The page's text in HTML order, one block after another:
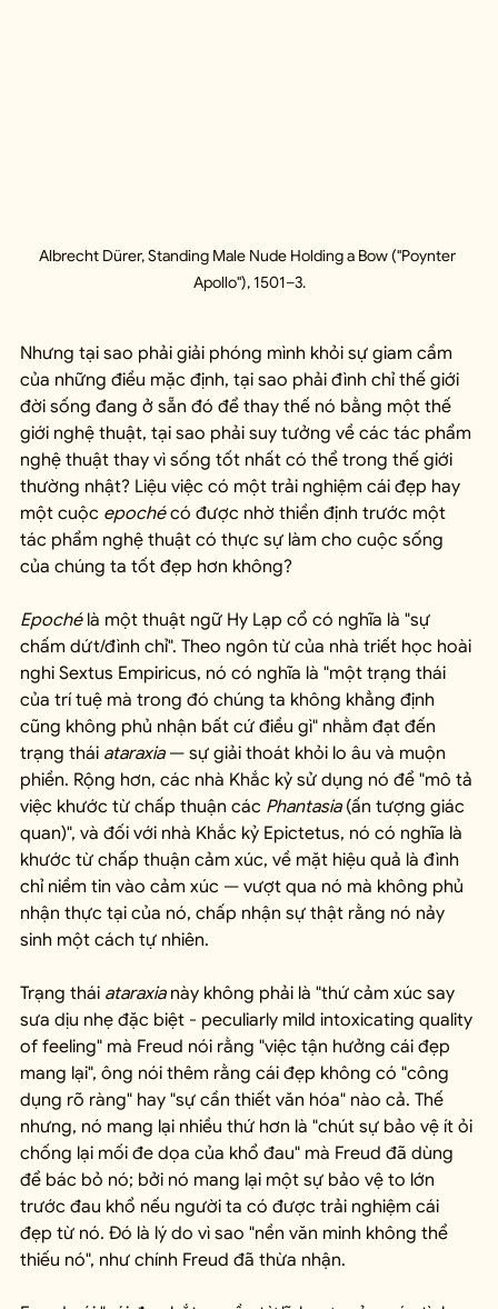
Albrecht Dürer, Standing Male Nude Holding a Bow ("Poynter
Apollo"), 1501–3.
Nhưng tại sao phải giải phóng mình khỏi sự giam cầm
của những điều mặc định, tại sao phải đình chỉ thế giới
đời sống đang ở sẵn đó để thay thế nó bằng một thế
giới nghệ thuật, tại sao phải suy tưởng về các tác phẩm
nghệ thuật thay vì sống tốt nhất có thể trong thế giới
thường nhật? Liệu việc có một trải nghiệm cái đẹp hay
một cuộc epoché có được nhờ thiền định trước một
tác phẩm nghệ thuật có thực sự làm cho cuộc sống
của chúng ta tốt đẹp hơn không?
Epoché là một thuật ngữ Hy Lạp cổ có nghĩa là "sự
chấm dứt/đình chỉ". Theo ngôn từ của nhà triết học hoài
nghi Sextus Empiricus, nó có nghĩa là "một trạng thái
của trí tuệ mà trong đó chúng ta không khẳng định
cũng không phủ nhận bất cứ điều gì" nhằm đạt đến
trạng thái ataraxia — sự giải thoát khỏi lo âu và muộn
phiền. Rộng hơn, các nhà Khắc kỷ sử dụng nó để "mô tả
việc khước từ chấp thuận các Phantasia (ấn tượng giác
quan)", và đối với nhà Khắc kỷ Epictetus, nó có nghĩa là
khước từ chấp thuận cảm xúc, về mặt hiệu quả là đình
chỉ niềm tin vào cảm xúc — vượt qua nó mà không phủ
nhận thực tại của nó, chấp nhận sự thật rằng nó nảy
sinh một cách tự nhiên.
Trạng thái ataraxia này không phải là "thứ cảm xúc say
sưa dịu nhẹ đặc biệt - peculiarly mild intoxicating quality
of feeling" mà Freud nói rằng "việc tận hưởng cái đẹp
mang lại", ông nói thêm rằng cái đẹp không có "công
dụng rõ ràng" hay "sự cần thiết văn hóa" nào cả. Thế
nhưng, nó mang lại nhiều thứ hơn là "chút sự bảo vệ ít ỏi
chống lại mối đe dọa của khổ đau" mà Freud đã dùng
để bác bỏ nó; bởi nó mang lại một sự bảo vệ to lớn
trước đau khổ nếu người ta có được trải nghiệm cái
đẹp từ nó. Đó là lý do vì sao "nền văn minh không thể
thiếu nó", như chính Freud đã thừa nhận.